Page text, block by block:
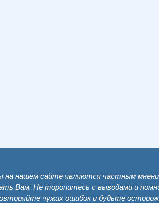
на нашем сайте являются частным
Вам. Не торопитесь с выводами и
чужих ошибок и будьте